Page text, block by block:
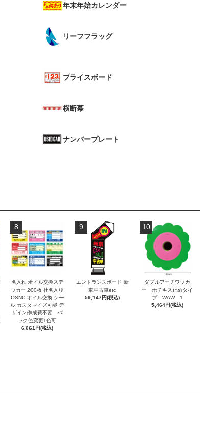
年末年始カレンダー
リーフフラッグ
プライスボード
横断幕
ナンバープレート
8
名入れ オイル交換ステ
ッカー 200枚 社名入り
OSNC オイル交換 シー
ル カスタマイズ可能 デ
ザイン作成費不要 バ
ック色変更1色可
6,061円(税込)
9
エントランスボード 新
車中古車etc
59,147円(税込)
10
ダブルアーチワッカ
ー ホチキス止めタイ
プ WAW 1
5,464円(税込)